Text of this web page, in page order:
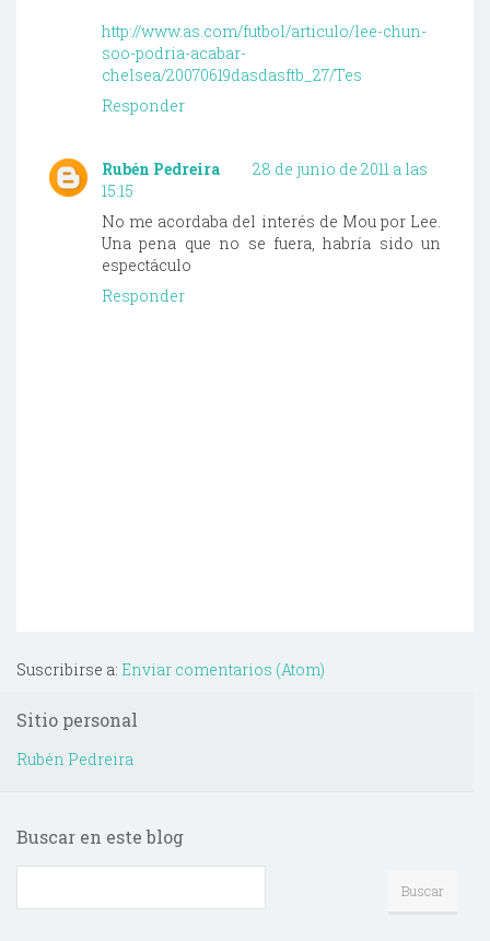
http://www.as.com/futbol/articulo/lee-chun-
soo-podria-acabar-
chelsea/20070619dasdasftb_27/Tes
Responder
Rubén Pedreira
28 de junio de 2011 a las
15:15
No me acordaba del interés de Mou por Lee.
Una pena que no se fuera, habría sido un
espectáculo
Responder
Suscribirse a: Enviar comentarios (Atom)
Sitio personal
Rubén Pedreira
Buscar en este blog